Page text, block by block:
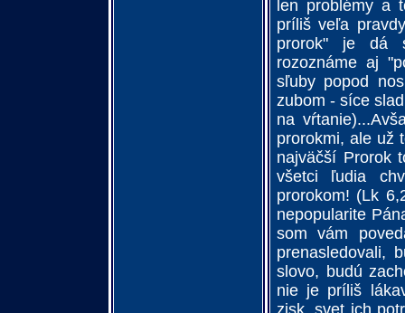
len problémy a
príliš veľa
prorok" je dá
rozoznáme aj
sľuby popod
zubom - síce
na
prorokmi, ale už
najväčší Prorok
všetci ľudia
prorokom! (Lk
nepopularite
som vám
prenasledovali,
slovo, budú
nie je príliš
zisk, svet ich